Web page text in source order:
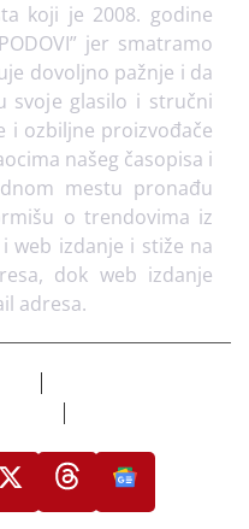
koji je 2008. godine
jer smatramo
dovoljno pažnje i da
svoje glasilo i stručni
i ozbiljne proizvođače
našeg časopisa i
mestu pronađu
o trendovima iz
web izdanje i stiže na
dok web izdanje
adresa.